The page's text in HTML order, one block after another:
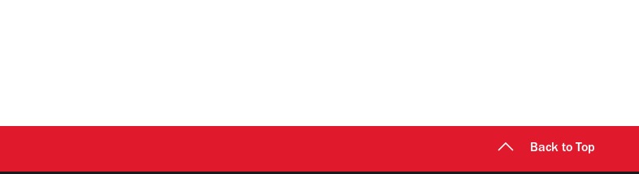
Back to Top